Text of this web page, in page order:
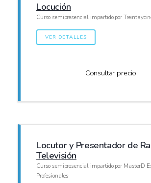
Locución
Curso semipresencial impartido por
VER DETALLES
Consultar precio
Locutor y Presentador de
Televisión
Curso semipresencial impartido por MasterD
Profesionales